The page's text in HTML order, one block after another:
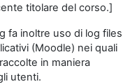
titolare del corso.]
fa inoltre uso di log files
(Moodle) nei quali
in maniera
utenti.